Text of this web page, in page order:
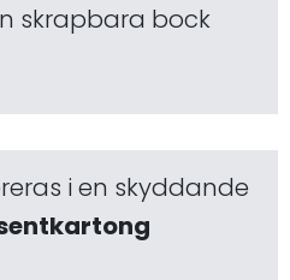
skrapbara bock
i en skyddande